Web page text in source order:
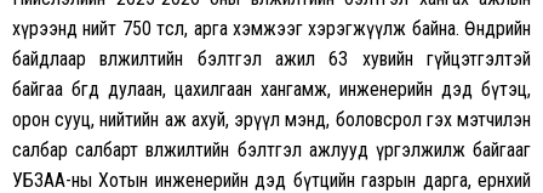
хүрээнд нийт 750 төсөл, арга хэмжээг хэрэгжүүлж байна. Өнөөдрийн
байдлаар өвөлжилтийн бэлтгэл ажил 63 хувийн гүйцэтгэлтэй
байгаа бөгөөд дулаан, цахилгаан хангамж, инженерийн дэд бүтэц,
орон сууц, нийтийн аж ахуй, эрүүл мэнд, боловсрол гэх мэтчилэн
салбар салбарт өвөлжилтийн бэлтгэл ажлууд үргэлжилж байгааг
УБЗАА-ны Хотын инженерийн дэд бүтцийн газрын дарга, ерөнхий